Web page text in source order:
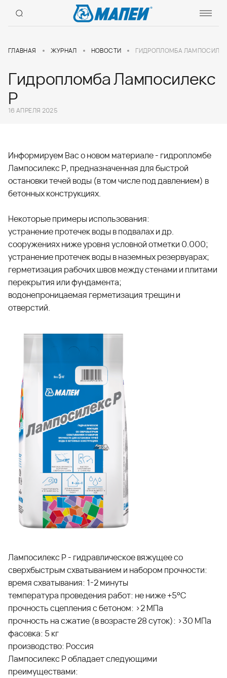
ГЛАВНАЯ ЖУРНАЛ НОВОСТИ ГИДРОПЛОМБА
Гидропломба Лампосилекс
Р
16 АПРЕЛЯ 2025
Информируем Вас о новом материале - гидропломбе
Лампосилекс Р, предназначенная для быстрой
остановки течей воды (в том числе под давлением) в
бетонных конструкциях.
Некоторые примеры использования:
устранение протечек воды в подвалах и др.
сооружениях ниже уровня условной отметки 0.000;
устранение протечек воды в наземных резервуарах;
герметизация рабочих швов между стенами и плитами
перекрытия или фундамента;
водонепроницаемая герметизация трещин и
отверстий.
Лампосилекс Р - гидравлическое вяжущее со
сверхбыстрым схватыванием и набором прочности:
время схватывания: 1-2 минуты
температура проведения работ: не ниже +5°С
прочность сцепления с бетоном: >2 МПа
прочность на сжатие (в возрасте 28 суток): >30 МПа
фасовка: 5 кг
производство: Россия
Лампосилекс Р обладает следующими
преимуществами: